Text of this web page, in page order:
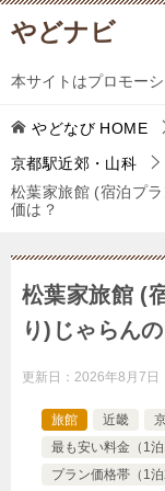
やどナビ
本サイトはプロモー
やどなび HOME
京都駅近郊・山科
松葉家旅館 (宿泊プ
価は？
松葉家旅館 (
り)じゃらん
更新日： 2026年8月7日
旅館 近畿
最も安い料金（1
プラン価格帯（1